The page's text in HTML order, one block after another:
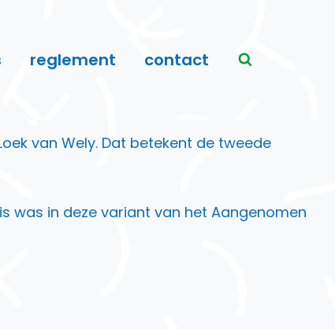
reglement contact
van Wely. Dat betekent de tweede
was in deze variant van het Aangenomen